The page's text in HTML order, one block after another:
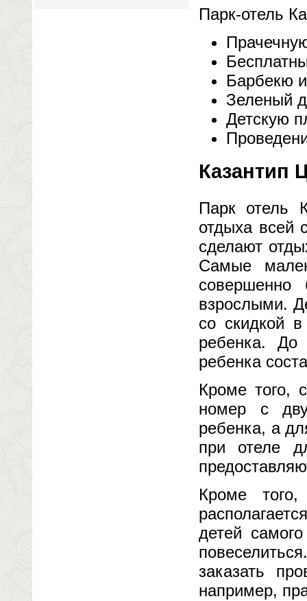
Парк-отель
Барбекю
Зеленый
Детскую
Казантип
Парк отель
отдыха всей
сделают
Самые
совершенно
взрослыми.
со скидкой
ребенка.
ребенка
Кроме того,
номер с
ребенка, а
при отеле
Кроме
детей
заказать
например,